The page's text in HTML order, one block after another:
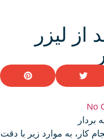
لیزر
No
بردار
کار، به موارد زیر با دقت